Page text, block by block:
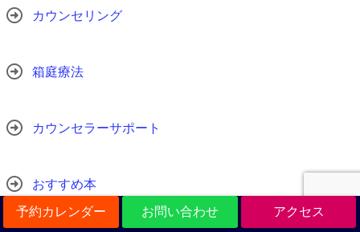
予約カレンダー お問い合わせ アクセス
カウンセリング
箱庭療法
カウンセラーサポート
おすすめ本